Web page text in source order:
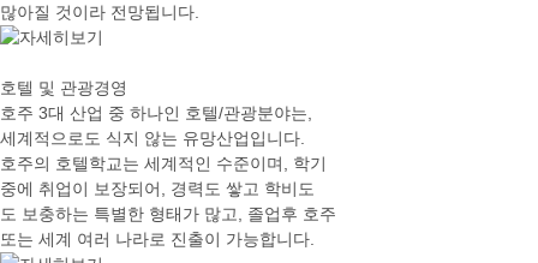
많아질 것이라 전망됩니다.
호텔 및 관광경영
호주 3대 산업 중 하나인 호텔/관광분야는,
세계적으로도 식지 않는 유망산업입니다.
호주의 호텔학교는 세계적인 수준이며, 학기
중에 취업이 보장되어, 경력도 쌓고 학비도
도 보충하는 특별한 형태가 많고, 졸업후 호주
또는 세계 여러 나라로 진출이 가능합니다.